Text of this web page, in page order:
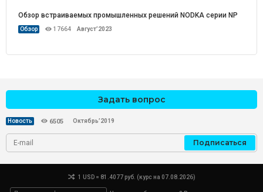
Обзор встраиваемых промышленных решений NODKA серии NP
Обзор 17664 Август’2023
Задать вопрос
Новость 6505 Октябрь’2019
Подписаться
1 USD = 81.4077 руб. (курс на 07.08.2026)